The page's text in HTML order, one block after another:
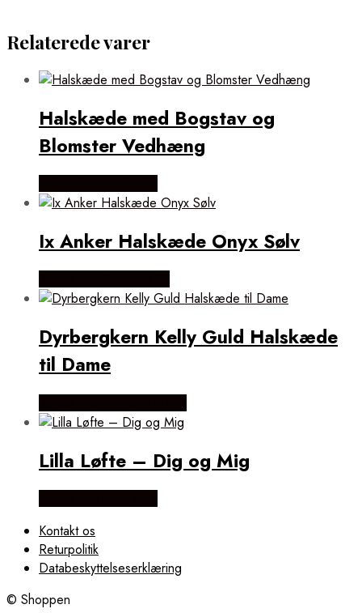
Relaterede varer
Halskæde med Bogstav og
Blomster Vedhæng
Ix Anker Halskæde Onyx Sølv
Dyrbergkern Kelly Guld Halskæde
til Dame
Lilla Løfte – Dig og Mig
Kontakt os
Returpolitik
Databeskyttelseserklæring
© Shoppen